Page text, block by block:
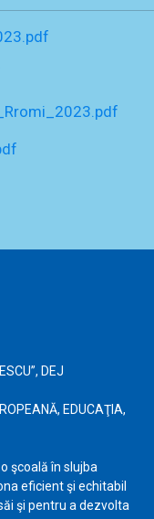
DEJ
EDUCAŢIA,
şcoală în slujba
eficient şi echitabil
şi pentru a dezvolta